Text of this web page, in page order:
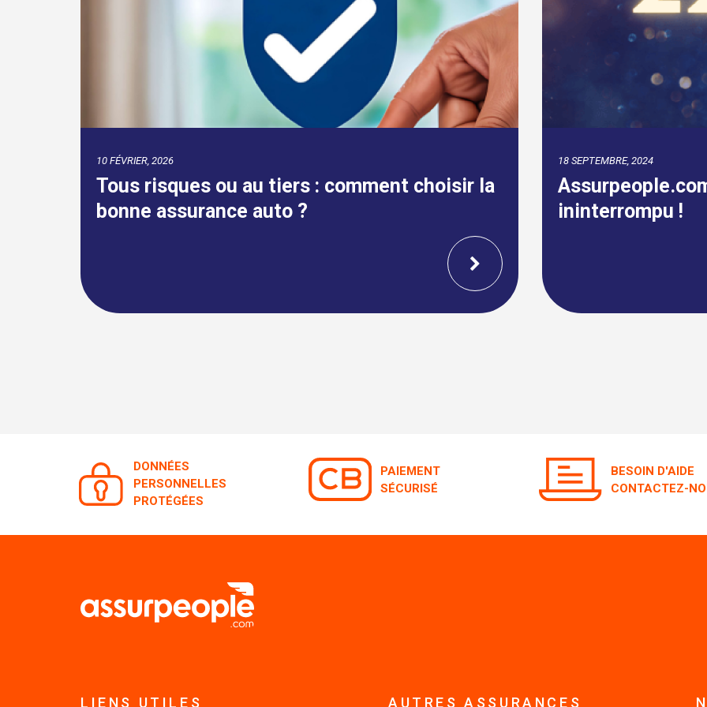
18 SEPTEMBRE, 2024
Assurpeople.com célèbre 22 ans de succès
ininterrompu !
09 AVRIL, 2024
Fin de la carte
DONNÉES
PERSONNELLES
PROTÉGÉES
PAIEMENT
SÉCURISÉ
BESOIN D'AIDE
CONTACTEZ-
LIENS UTILES AUTRES ASSURANCES